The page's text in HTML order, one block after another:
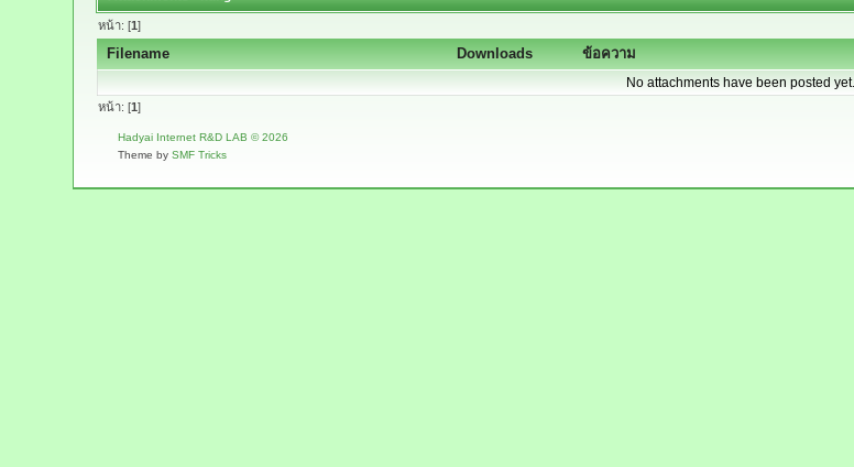
หน้า: [1]
Filename Downloads ข้อความ
No attachments have been posted yet.
หน้า: [1]
Hadyai Internet R&D LAB © 2026
Theme bySMF Tricks